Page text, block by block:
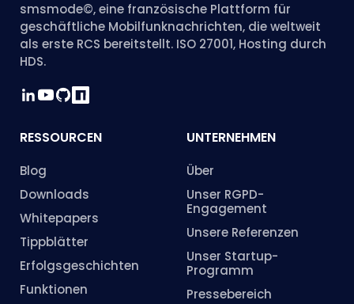
smsmode©, eine französische Plattform für
geschäftliche Mobilfunknachrichten, die weltweit
als erste RCS bereitstellt. ISO 27001, Hosting durch
HDS.
RESSOURCEN
Blog
Downloads
Whitepapers
Tippblätter
Erfolgsgeschichten
Funktionen
UNTERNEHMEN
Über
Unser RGPD-
Engagement
Unsere Referenzen
Unser Startup-
Programm
Pressebereich